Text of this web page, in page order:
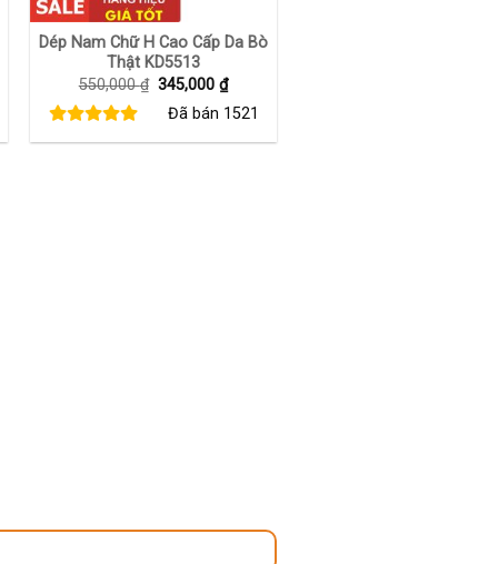
₫.
Dép Nam Chữ H Cao Cấp Da Bò
Thật KD5513
550,000₫ Giá
là:
345,000₫Giá
hiện
tại
345,000 ₫.
Đã bán 1521